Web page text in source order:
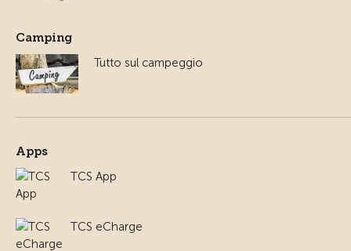
Camping
Tutto sul campeggio
Apps
TCS App
TCS eCharge